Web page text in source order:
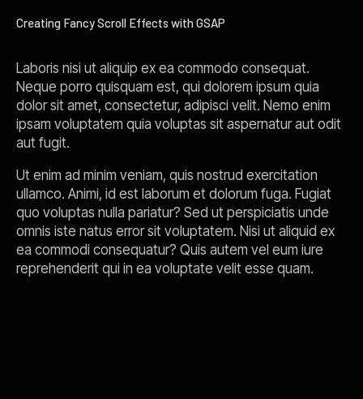
Creating Fancy Scroll Effects with GSAP
Laboris nisi ut aliquip ex ea commodo consequat.
Neque porro quisquam est, qui dolorem ipsum quia
dolor sit amet, consectetur, adipisci velit. Nemo enim
ipsam voluptatem quia voluptas sit aspernatur aut odit
aut fugit.
Ut enim ad minim veniam, quis nostrud exercitation
ullamco. Animi, id est laborum et dolorum fuga. Fugiat
quo voluptas nulla pariatur? Sed ut perspiciatis unde
omnis iste natus error sit voluptatem. Nisi ut aliquid ex
ea commodi consequatur? Quis autem vel eum iure
reprehenderit qui in ea voluptate velit esse quam.